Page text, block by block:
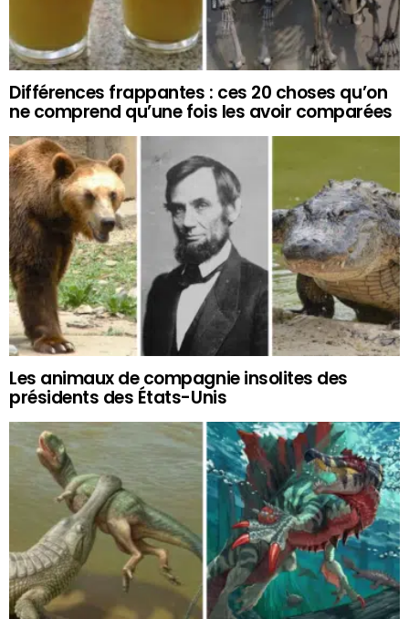
Différences frappantes : ces 20 choses qu’on
ne comprend qu’une fois les avoir comparées
Les animaux de compagnie insolites des
présidents des États-Unis